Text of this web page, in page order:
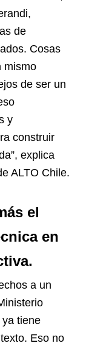
de
Cosas
mismo
de ser un
y
construir
explica
ALTO Chile.
el
en
a un
tiene
Eso no